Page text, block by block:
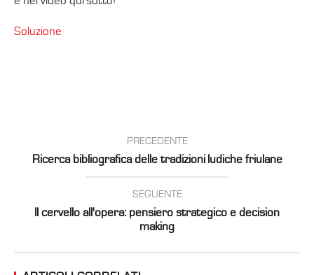
Soluzione
PRECEDENTE
Ricerca bibliografica delle tradizioni ludiche friulane
SEGUENTE
Il cervello all'opera: pensiero strategico e decision
making